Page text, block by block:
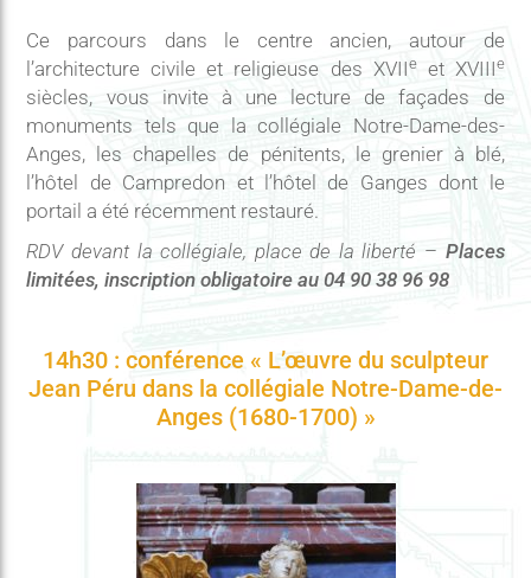
Ce parcours dans le centre ancien, autour de
l’architecture civile et religieuse des XVIIeet XVIIIe
siècles, vous invite à une lecture de façades de
monuments tels que la collégiale Notre-Dame-des-
Anges, les chapelles de pénitents, le grenier à blé,
l’hôtel de Campredon et l’hôtel de Ganges dont le
portail a été récemment restauré.
RDV devant la collégiale, place de la liberté – Places
limitées, inscription obligatoire au 04 90 38 96 98
14h30 : conférence « L’œuvre du sculpteur
Jean Péru dans la collégiale Notre-Dame-de-
Anges (1680-1700) »